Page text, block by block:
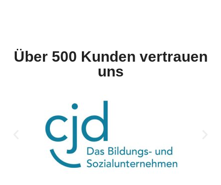
Über 500 Kunden vertrauen
uns